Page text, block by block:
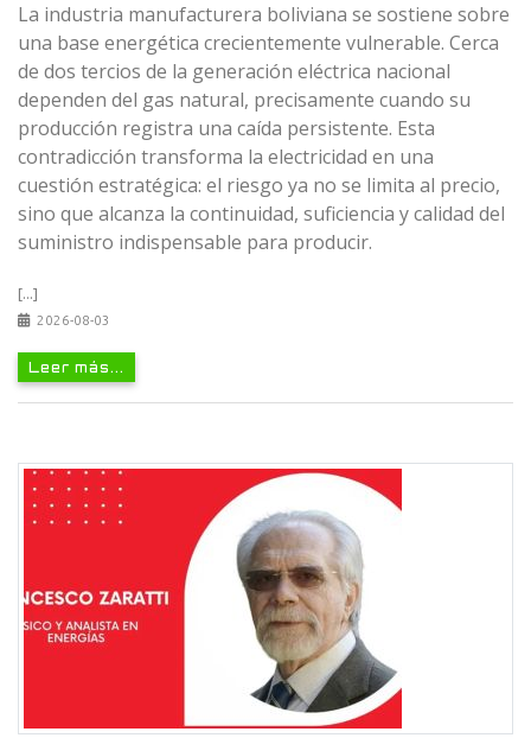
La industria manufacturera boliviana se sostiene sobre
una base energética crecientemente vulnerable. Cerca
de dos tercios de la generación eléctrica nacional
dependen del gas natural, precisamente cuando su
producción registra una caída persistente. Esta
contradicción transforma la electricidad en una
cuestión estratégica: el riesgo ya no se limita al precio,
sino que alcanza la continuidad, suficiencia y calidad del
suministro indispensable para producir.
[...]
2026-08-03
Leer más...